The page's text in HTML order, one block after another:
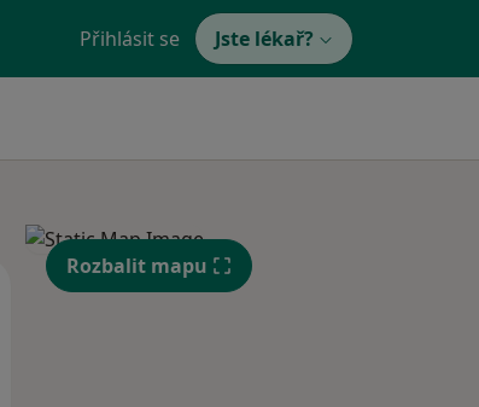
Přihlásit se Jste lékař?
Čt Pá
Rozbalit mapu